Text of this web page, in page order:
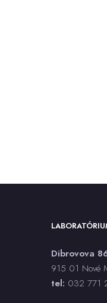
Dibrovova
915 01 Nové
tel: 032 771